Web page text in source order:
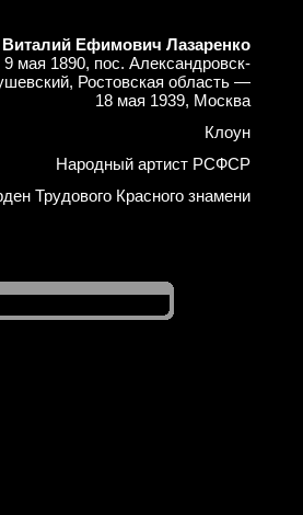
Виталий Ефимович Лазаренко
9 мая 1890, пос. Александровск-
Ростовская область —
18 мая 1939, Москва
Клоун
Народный артист РСФСР
Трудового Красного знамени